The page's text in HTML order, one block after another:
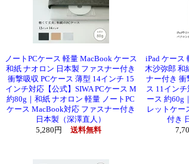
ノートPCケース 軽量 MacBook ケース
和紙 ナオロン 日本製 ファスナー付き
衝撃吸収 PCケース 薄型 14インチ 15
インチ対応【公式】SIWA PCケース M
約80g｜和紙 ナオロン 軽量 ノートPC
ケース MacBook対応 ファスナー付き
日本製（深澤直人）
5,280円
送料無料
iPad ケース
木沙弥郎 和
ナー付き 衝
ス 11インチ
ース 約60g
レットケー
付き